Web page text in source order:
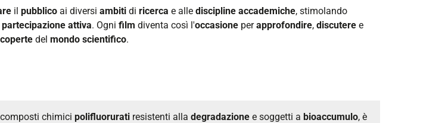
il pubblico ai diversi ambiti di ricerca e alle discipline accademiche, stimolando
partecipazione attiva. Ogni film diventa così l'occasione perapprofondire, discutere e
del mondo scientifico.
chimici polifluorurati resistenti alla degradazione e soggetti a bioaccumulo, è